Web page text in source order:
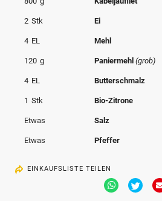
Muthgasse 2, 1190 Wien
2 Stk Ei
4 EL Mehl
120 g Paniermehl(grob)
4 EL Butterschmalz
1 Stk Bio-Zitrone
Etwas Salz
Etwas Pfeffer
EINKAUFSLISTE TEILEN
Via
Via